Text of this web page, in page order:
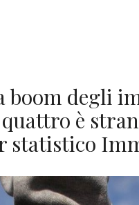
boom degli
è
statistico